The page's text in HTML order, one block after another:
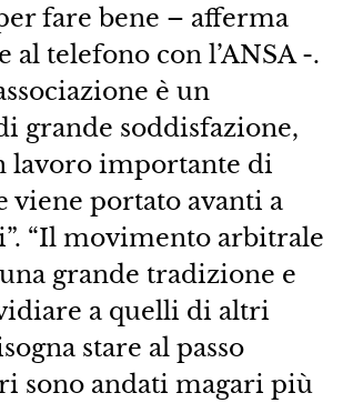
fare bene – afferma
al telefono con l’ANSA -.
è un
grande soddisfazione,
lavoro importante di
viene portato avanti a
“Il movimento arbitrale
grande tradizione e
a quelli di altri
stare al passo
sono andati magari più